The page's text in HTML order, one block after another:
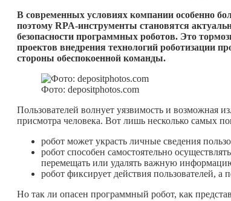
В современных условиях компании особенно
поэтому RPA-инструменты становятся
безопасности программных роботов. Это
проектов внедрения технологий роботизации
стороны обеспокоенной команды.
Фото: depositphotos.com
Пользователей волнует уязвимость и возможная
присмотра человека. Вот лишь несколько самых
робот может украсть личные сведения
робот способен самостоятельно
перемещать или удалять важную
робот фиксирует действия пользователей,
Но так ли опасен программный робот, как